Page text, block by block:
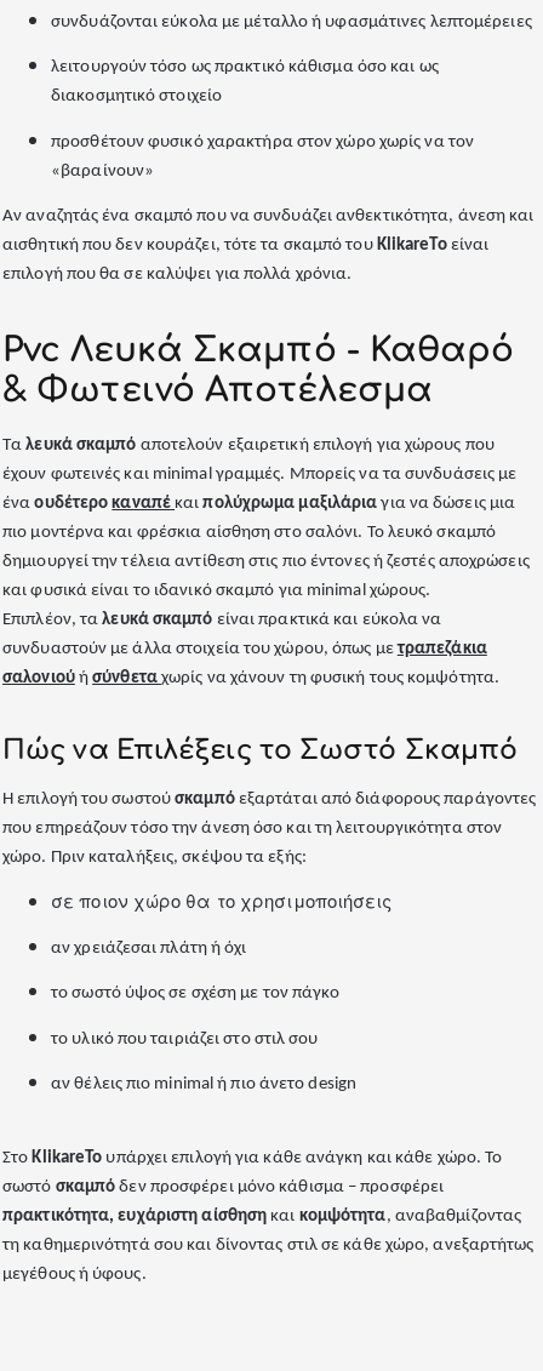
συνδυάζονται εύκολα με μέταλλο ή υφασμάτινες λεπτομέρειες
λειτουργούν τόσο ως πρακτικό κάθισμα όσο και ως
διακοσμητικό στοιχείο
προσθέτουν φυσικό χαρακτήρα στον χώρο χωρίς να τον
«βαραίνουν»
Αν αναζητάς ένα σκαμπό που να συνδυάζει ανθεκτικότητα, άνεση και
αισθητική που δεν κουράζει, τότε τα σκαμπό του KlikareTo είναι
επιλογή που θα σε καλύψει για πολλά χρόνια.
Pvc Λευκά Σκαμπό - Καθαρό
& Φωτεινό Αποτέλεσμα
Ταλευκά σκαμπό αποτελούν εξαιρετική επιλογή για χώρους που
έχουν φωτεινές και minimal γραμμές. Μπορείς να τα συνδυάσεις με
έναουδέτεροκαναπέ καιπολύχρωμα μαξιλάρια για να δώσεις μια
πιο μοντέρνα και φρέσκια αίσθηση στο σαλόνι. Το λευκό σκαμπό
δημιουργεί την τέλεια αντίθεση στις πιο έντονες ή ζεστές αποχρώσεις
και φυσικά είναι το ιδανικό σκαμπό για minimal χώρους.
Επιπλέον, ταλευκά σκαμπό είναι πρακτικά και εύκολα να
συνδυαστούν με άλλα στοιχεία του χώρου, όπως μετραπεζάκια
σαλονιούήσύνθετα χωρίς να χάνουν τη φυσική τους κομψότητα.
Πώς να Επιλέξεις το Σωστό Σκαμπό
Η επιλογή του σωστούσκαμπό εξαρτάται από διάφορους παράγοντες
που επηρεάζουν τόσο την άνεση όσο και τη λειτουργικότητα στον
χώρο. Πριν καταλήξεις, σκέψου τα εξής:
σε ποιον χώρο θα το χρησιμοποιήσεις
αν χρειάζεσαι πλάτη ή όχι
το σωστό ύψος σε σχέση με τον πάγκο
το υλικό που ταιριάζει στο στιλ σου
αν θέλεις πιο minimal ή πιο άνετο design
ΣτοKlikareTo υπάρχει επιλογή για κάθε ανάγκη και κάθε χώρο. Το
σωστό σκαμπό δεν προσφέρει μόνο κάθισμα – προσφέρει
πρακτικότητα, ευχάριστη αίσθηση και κομψότητα, αναβαθμίζοντας
τη καθημερινότητά σου και δίνοντας στιλ σε κάθε χώρο, ανεξαρτήτως
μεγέθους ή ύφους.